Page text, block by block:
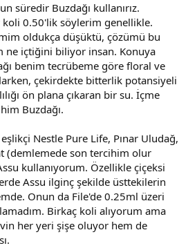
süredir Buzdağı kullanırız.
0.50'lik söylerim genellikle.
oldukça düşüktü, çözümü bu
ne içtiğini biliyor insan. Konuya
benim tecrübeme göre floral ve
çekirdekte bitterlik potansiyeli
ön plana çıkaran bir su. İçme
Buzdağı.
Nestle Pure Life, Pınar Uludağ,
(demlemede son tercihim olur
kullanıyorum. Özellikle çiçeksi
Assu ilginç şekilde üsttekilerin
Onun da File'de 0.25ml üzeri
Birkaç koli alıyorum ama
her yeri şişe oluyor hem de